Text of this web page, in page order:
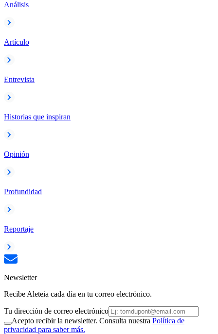
Análisis
Artículo
Entrevista
Historias que inspiran
Opinión
Profundidad
Reportaje
Newsletter
Recibe Aleteia cada día en tu correo electrónico.
Tu dirección de correo electrónico
Acepto recibir la newsletter. Consulta nuestra Política de
privacidad para saber más.